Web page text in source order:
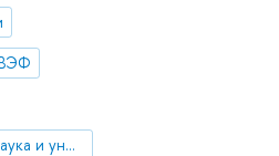
Национальный проект «Наука и университеты»